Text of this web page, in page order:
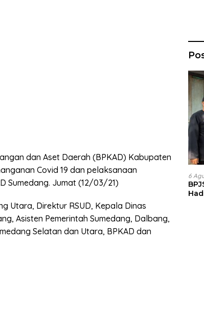
dan Aset Daerah (BPKAD) Kabupaten
Covid 19 dan pelaksanaan
Sumedang. Jumat (12/03/21)
Utara, Direktur RSUD, Kepala Dinas
Asisten Pemerintah Sumedang, Dalbang,
Selatan dan Utara, BPKAD dan
6